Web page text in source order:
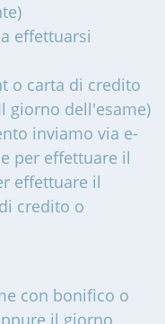
effettuarsi
o carta di credito
giorno dell'esame)
inviamo via e-
per effettuare il
effettuare il
credito o
con bonifico o
il giorno